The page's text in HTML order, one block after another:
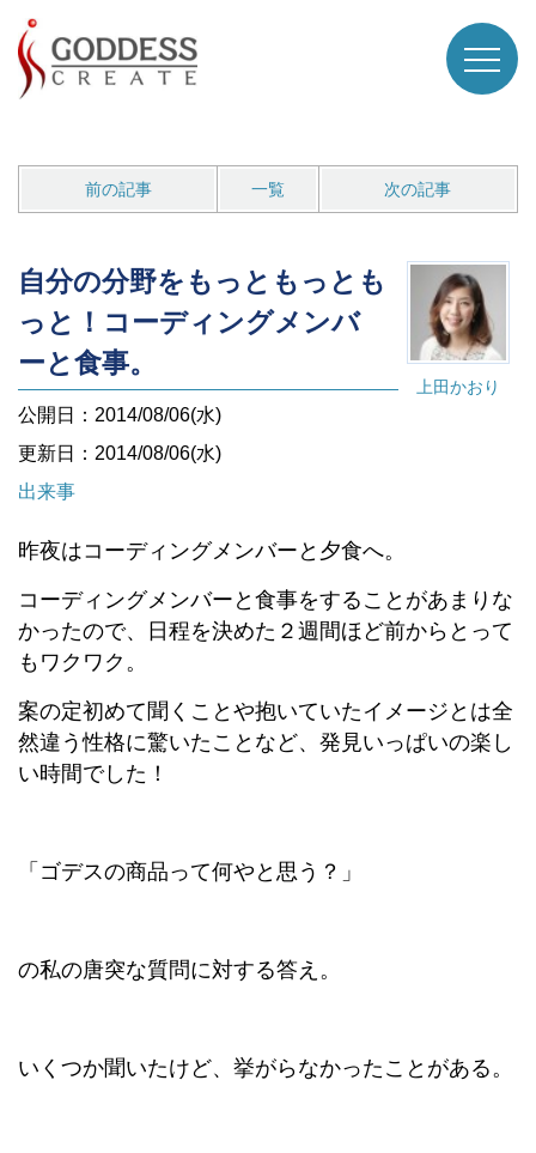
前の記事 一覧 次の記事
上田かおり
自分の分野をもっともっとも
っと！コーディングメンバ
ーと食事。
公開日：2014/08/06(水)
更新日：2014/08/06(水)
出来事
昨夜はコーディングメンバーと夕食へ。
コーディングメンバーと食事をすることがあまりな
かったので、日程を決めた２週間ほど前からとって
もワクワク。
案の定初めて聞くことや抱いていたイメージとは全
然違う性格に驚いたことなど、発見いっぱいの楽し
い時間でした！
「ゴデスの商品って何やと思う？」
の私の唐突な質問に対する答え。
いくつか聞いたけど、挙がらなかったことがある。